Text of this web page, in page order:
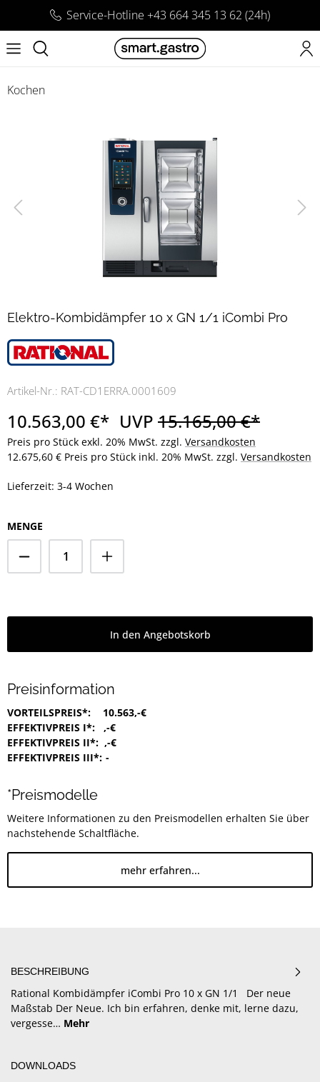
Service-Hotline +43 664 345 13 62 (24h)
Kochen
Elektro-Kombidämpfer 10 x GN 1/1 iCombi Pro
Artikel-Nr.: RAT-CD1ERRA.0001609
10.563,00 €* UVP 15.165,00 €*
Preis pro Stück exkl. 20% MwSt. zzgl. Versandkosten
12.675,60 € Preis pro Stück inkl. 20% MwSt. zzgl. Versandkosten
Lieferzeit: 3-4 Wochen
MENGE
In den Angebotskorb
Preisinformation
VORTEILSPREIS*:
10.563,-€
EFFEKTIVPREIS I*:
,-€
EFFEKTIVPREIS II*: ,-€
EFFEKTIVPREIS III*: -
*Preismodelle
Weitere Informationen zu den Preismodellen erhalten Sie über
nachstehende Schaltfläche.
mehr erfahren...
BESCHREIBUNG
Rational Kombidämpfer iCombi Pro 10 x GN 1/1 Der neue
Maßstab Der Neue. Ich bin erfahren, denke mit, lerne dazu,
vergesse… Mehr
DOWNLOADS